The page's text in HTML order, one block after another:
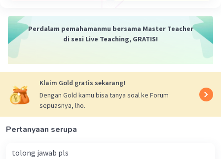
Beri Rating·5.0(2) Balas
Prisqilla A Level 2
30 April 2024 12:49
1.Data kuantitatif
2.Data kualitatif
3.Data interval
4.Data ordinal
Perdalam pemahamanmu bersama Master Teacher
di sesi Live Teaching, GRATIS!
Klaim Gold gratis sekarang!
Dengan Gold kamu bisa tanya soal ke Forum
sepuasnya, lho.
Pertanyaan serupa
tolong jawab pls